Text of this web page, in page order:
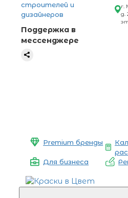
строителей и
дизайнеров
Поддержка в
мессенджере
г.
д.
Premium бренды
Для бизнеса